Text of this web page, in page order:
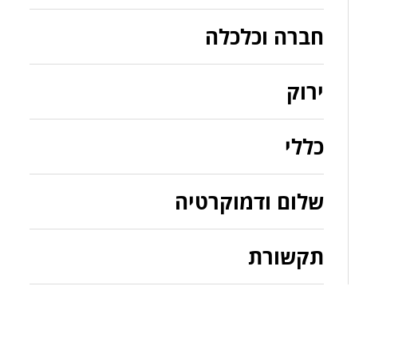
חברה וכלכלה
ירוק
כללי
שלום ודמוקרטיה
תקשורת